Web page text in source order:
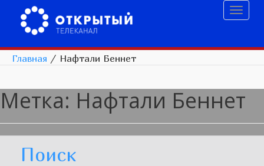
Главная / Нафтали Беннет
Метка: Нафтали Беннет
Поиск